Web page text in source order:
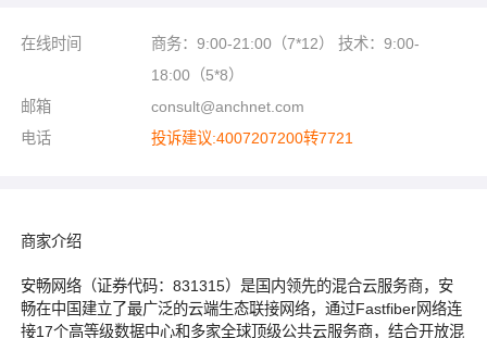
在线时间
商务：9:00-21:00（7*12） 技术：9:00-
18:00（5*8）
邮箱
consult@anchnet.com
电话
投诉建议:4007207200转7721
商家介绍
安畅网络（证券代码：831315）是国内领先的混合云服务商，安
畅在中国建立了最广泛的云端生态联接网络，通过Fastfiber网络连
接17个高等级数据中心和多家全球顶级公共云服务商，结合开放混